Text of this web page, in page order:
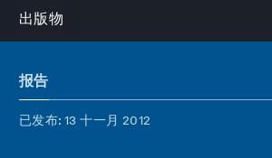
出版物
报告
已发布: 13 十一月 2012